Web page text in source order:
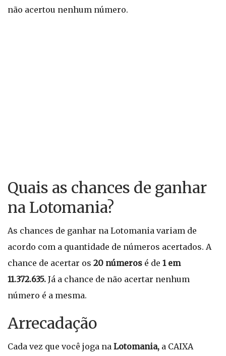
não acertou nenhum número.
Quais as chances de ganhar
na Lotomania?
As chances de ganhar na Lotomania variam de
acordo com a quantidade de números acertados. A
chance de acertar os 20 números é de 1 em
11.372.635. Já a chance de não acertar nenhum
número é a mesma.
Arrecada​ção
Cada vez que você joga na Lotomania, a CAIXA